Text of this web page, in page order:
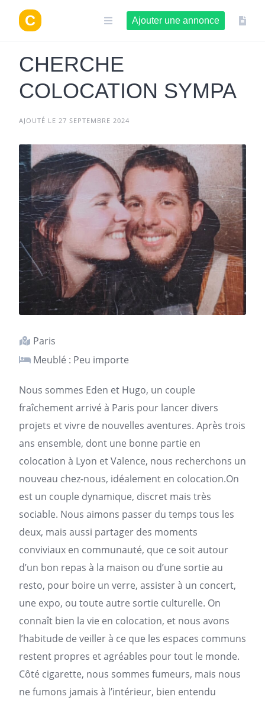
contenu
Ajouter une annonce
CHERCHE
COLOCATION SYMPA
AJOUTÉ LE 27 SEPTEMBRE 2024
Paris
Meublé : Peu importe
Nous sommes Eden et Hugo, un couple
fraîchement arrivé à Paris pour lancer divers
projets et vivre de nouvelles aventures. Après trois
ans ensemble, dont une bonne partie en
colocation à Lyon et Valence, nous recherchons un
nouveau chez-nous, idéalement en colocation.On
est un couple dynamique, discret mais très
sociable. Nous aimons passer du temps tous les
deux, mais aussi partager des moments
conviviaux en communauté, que ce soit autour
d’un bon repas à la maison ou d’une sortie au
resto, pour boire un verre, assister à un concert,
une expo, ou toute autre sortie culturelle. On
connaît bien la vie en colocation, et nous avons
l’habitude de veiller à ce que les espaces communs
restent propres et agréables pour tout le monde.
Côté cigarette, nous sommes fumeurs, mais nous
ne fumons jamais à l’intérieur, bien entendu